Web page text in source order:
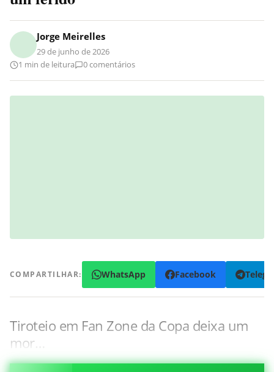
Jorge Meirelles
29 de junho de 2026
1 min de leitura
0 comentários
COMPARTILHAR: WhatsApp Facebook
Tiroteio em Fan Zone da Copa deixa um
mor…